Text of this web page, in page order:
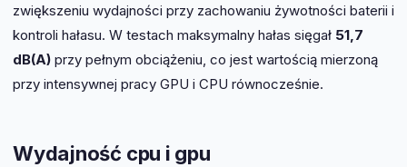
zwiększeniu wydajności przy zachowaniu żywotności baterii i
kontroli hałasu. W testach maksymalny hałas sięgał 51,7
dB(A) przy pełnym obciążeniu, co jest wartością mierzoną
przy intensywnej pracy GPU i CPU równocześnie.
Wydajność cpu i gpu